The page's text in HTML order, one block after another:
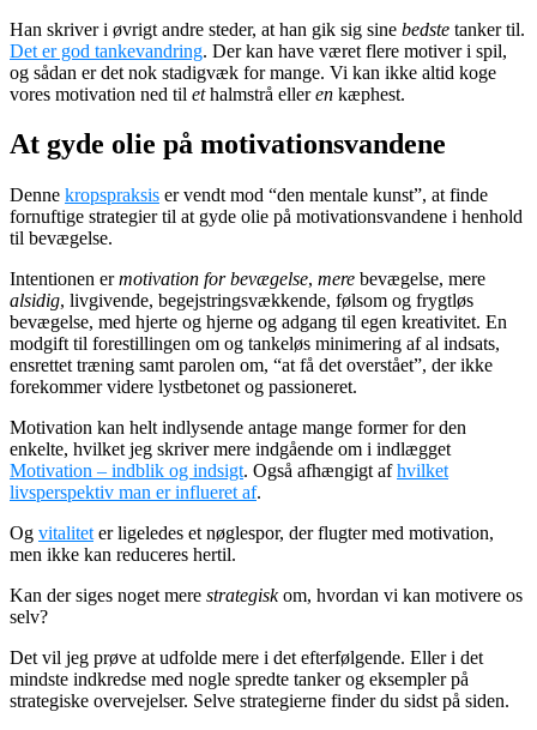
Han skriver i øvrigt andre steder, at han gik sig sine bedste tanker til.
Det er god tankevandring. Der kan have været flere motiver i spil,
og sådan er det nok stadigvæk for mange. Vi kan ikke altid koge
vores motivation ned til ethalmstrå elleren kæphest.
At gyde olie på motivationsvandene
Denne kropspraksis er vendt mod “den mentale kunst”, at finde
fornuftige strategier til at gyde olie på motivationsvandene i henhold
til bevægelse.
Intentionen ermotivation for bevægelse, mere bevægelse, mere
alsidig, livgivende, begejstringsvækkende, følsom og frygtløs
bevægelse, med hjerte og hjerne og adgang til egen kreativitet. En
modgift til forestillingen om og tankeløs minimering af al indsats,
ensrettet træning samt parolen om, “at få det overstået”, der ikke
forekommer videre lystbetonet og passioneret.
Motivation kan helt indlysende antage mange former for den
enkelte, hvilket jeg skriver mere indgående om i indlægget
Motivation – indblik og indsigt. Også afhængigt afhvilket
livsperspektiv man er influeret af.
Og vitalitet er ligeledes et nøglespor, der flugter med motivation,
men ikke kan reduceres hertil.
Kan der siges noget mere strategiskom, hvordan vi kan motivere os
selv?
Det vil jeg prøve at udfolde mere i det efterfølgende. Eller i det
mindste indkredse med nogle spredte tanker og eksempler på
strategiske overvejelser. Selve strategierne finder du sidst på siden.